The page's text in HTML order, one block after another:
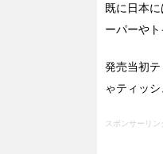
既に日本
ーパーや
発売当初
ゃティッシ
スポンサーリン